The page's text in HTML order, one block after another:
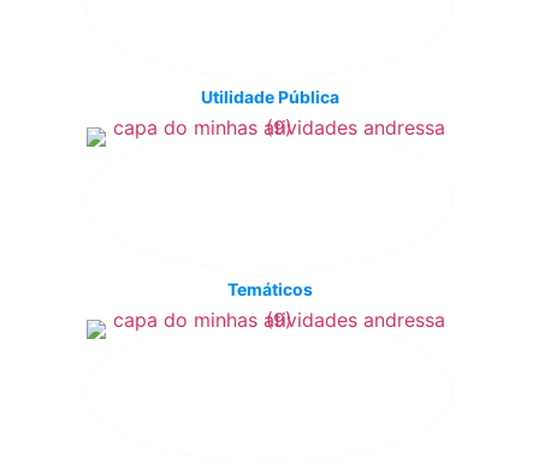
Utilidade Pública
Temáticos